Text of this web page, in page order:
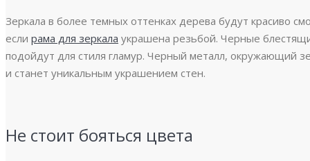
Зеркала в более темных оттенках дерева будут красиво
если рама для зеркала украшена резьбой. Черные
подойдут для стиля гламур. Черный металл, окружающий
и станет уникальным украшением стен.
Не стоит бояться цвета